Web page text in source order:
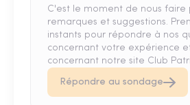
C'est le moment de nous faire
remarques et suggestions.
instants pour répondre à nos
concernant votre expérience
concernant notre site Club
Répondre au sondage